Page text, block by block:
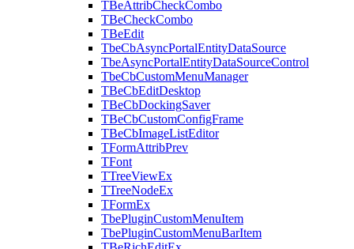
TBeAttribCheckCombo
TBeCheckCombo
TBeEdit
TbeCbAsyncPortalEntityDataSource
TbeAsyncPortalEntityDataSourceControl
TbeCbCustomMenuManager
TBeCbEditDesktop
TBeCbDockingSaver
TBeCbCustomConfigFrame
TBeCbImageListEditor
TFormAttribPrev
TFont
TTreeViewEx
TTreeNodeEx
TFormEx
TbePluginCustomMenuItem
TbePluginCustomMenuBarItem